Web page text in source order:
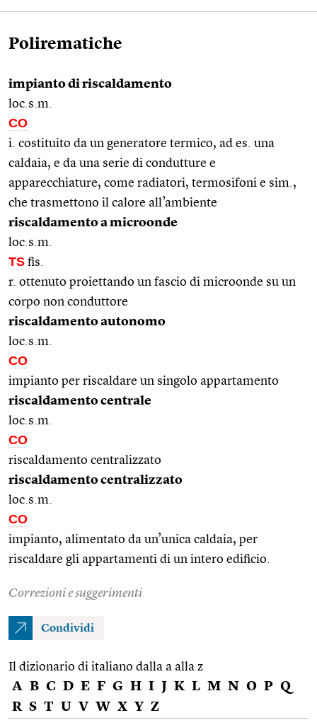
Polirematiche
impianto di riscaldamento
loc.s.m.
CO
i. costituito da un generatore termico, ad es. una
caldaia, e da una serie di condutture e
apparecchiature, come radiatori, termosifoni e sim.,
che trasmettono il calore all’ambiente
riscaldamento a microonde
loc.s.m.
TS fis.
r. ottenuto proiettando un fascio di microonde su un
corpo non conduttore
riscaldamento autonomo
loc.s.m.
CO
impianto per riscaldare un singolo appartamento
riscaldamento centrale
loc.s.m.
CO
riscaldamento centralizzato
riscaldamento centralizzato
loc.s.m.
CO
impianto, alimentato da un’unica caldaia, per
riscaldare gli appartamenti di un intero edificio.
Correzioni e suggerimenti
Condividi
Il dizionario di italiano dalla a alla z
A B C D E F G H I J K L M N O P Q
R S T U V W X Y Z